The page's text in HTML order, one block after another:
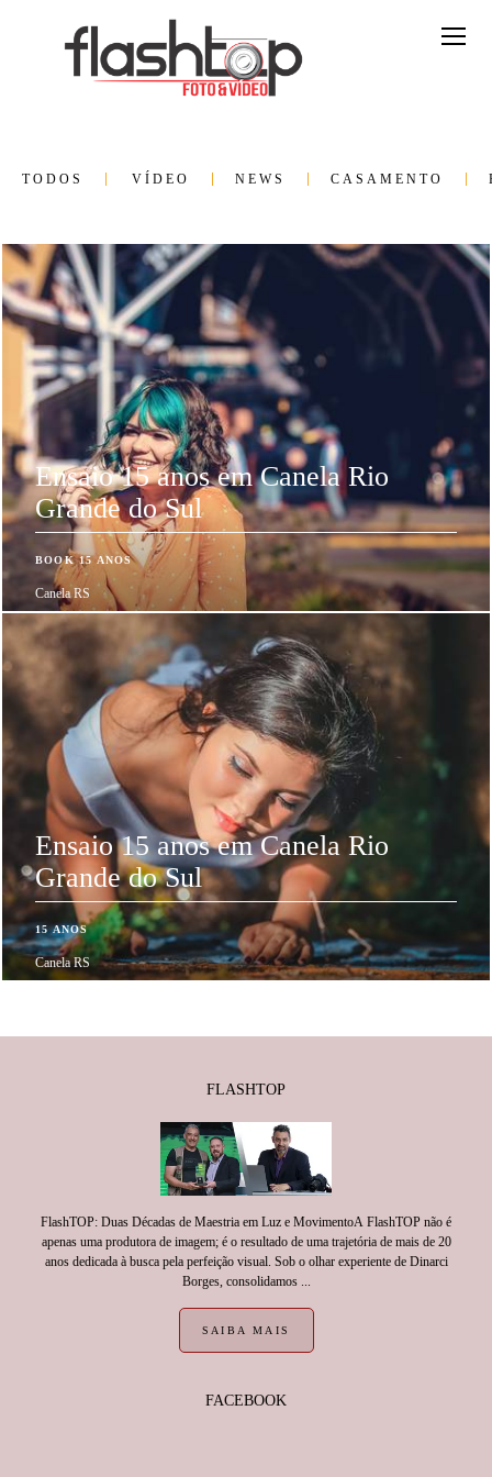
TODOS VÍDEO NEWS CASAMENTO
Ensaio 15 anos em Canela Rio
Grande do Sul
BOOK 15 ANOS
Canela RS
Ensaio 15 anos em Canela Rio
Grande do Sul
15 ANOS
Canela RS
FLASHTOP
FlashTOP: Duas Décadas de Maestria em Luz e MovimentoA FlashTOP não é
apenas uma produtora de imagem; é o resultado de uma trajetória de mais de 20
anos dedicada à busca pela perfeição visual. Sob o olhar experiente de Dinarci
Borges, consolidamos ...
SAIBA MAIS
FACEBOOK